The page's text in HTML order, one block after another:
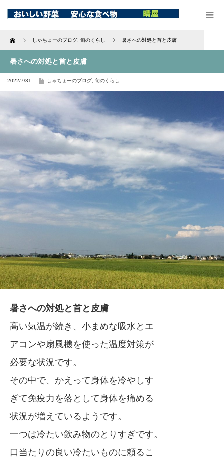
Home しゃちょーのブログ 旬のくらし 暑さへの対処と首と皮膚
暑さへの対処と首と皮膚
2022/7/31 しゃちょーのブログ 旬のくらし
暑さへの対処と首と皮膚
高い気温が続き、小まめな吸水とエ
アコンや扇風機を使った温度対策が
必要な状況です。
その中で、かえって身体を冷やしす
ぎて免疫力を落として身体を痛める
状況が増えているようです。
一つは冷たい飲み物のとりすぎです。
口当たりの良い冷たいものに頼るこ